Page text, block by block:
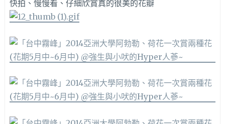
快拍、慢慢看、仔細欣賞真的很美的花瓣